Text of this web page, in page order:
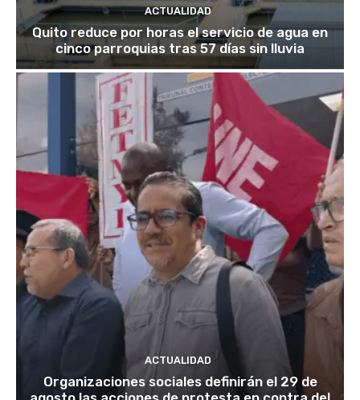
ACTUALIDAD
Quito reduce por horas el servicio de agua en
cinco parroquias tras 57 días sin lluvia
ACTUALIDAD
Organizaciones sociales definirán el 29 de